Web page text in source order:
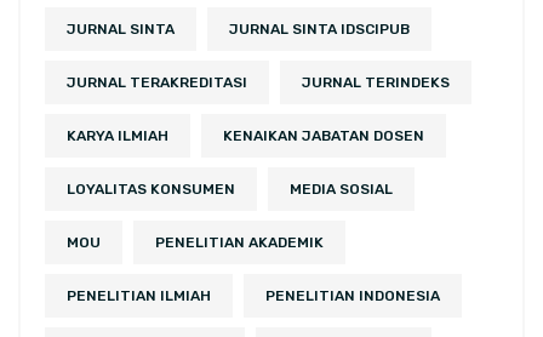
JURNAL SINTA JURNAL SINTA IDSCIPUB
JURNAL TERAKREDITASI JURNAL TERINDEKS
KARYA ILMIAH KENAIKAN JABATAN DOSEN
LOYALITAS KONSUMEN MEDIA SOSIAL
MOU PENELITIAN AKADEMIK
PENELITIAN ILMIAH PENELITIAN INDONESIA